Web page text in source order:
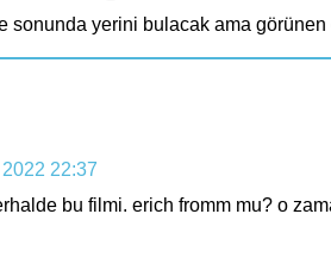
sonunda yerini bulacak ama
22:37
bu filmi. erich fromm mu? o